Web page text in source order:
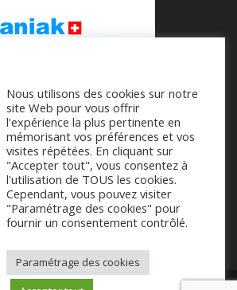
Nous utilisons des cookies sur notre
site Web pour vous offrir
l'expérience la plus pertinente en
mémorisant vos préférences et vos
visites répétées. En cliquant sur
"Accepter tout", vous consentez à
l'utilisation de TOUS les cookies.
Cependant, vous pouvez visiter
"Paramétrage des cookies" pour
fournir un consentement contrôlé.
Paramétrage des cookies